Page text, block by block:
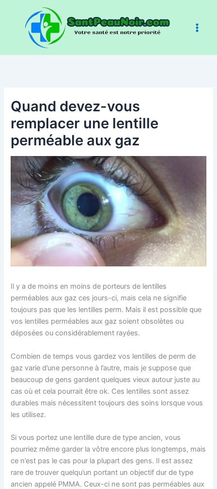
contenu
Quand devez-vous
remplacer une lentille
perméable aux gaz
Il y a de moins en moins de porteurs de lentilles
perméables aux gaz ces jours-ci, mais cela ne signifie
toujours pas que les lentilles perm. Mais il est possible que
vos lentilles perméables aux gaz soient obsolètes ou
déposées ou considérablement rayées.
Combien de temps vous gardez vos lentilles de perm de
gaz varie d’une personne à l’autre, mais je suppose que
beaucoup de gens gardent quelques vieux autour juste au
cas où et cela pourrait être ok. Ces lentilles sont assez
durables mais nécessitent toujours des soins lorsque vous
les utilisez.
Si vous portez une lentille dure de type ancien, vous
pourriez même garder la vôtre encore plus longtemps, mais
ce n’est pas le cas pour la plupart des gens. Il est assez
rare de trouver quelqu’un portant un objectif dur de type
ancien appelé PMMA. Ceux-ci ne sont pas perméables aux